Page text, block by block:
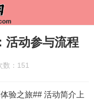
活动参与流程
：151
验之旅## 活动简介上